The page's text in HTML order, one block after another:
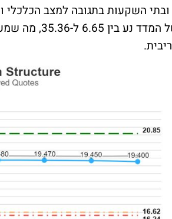
השקעות בתגובה למצב הכלכלי
התנועה של